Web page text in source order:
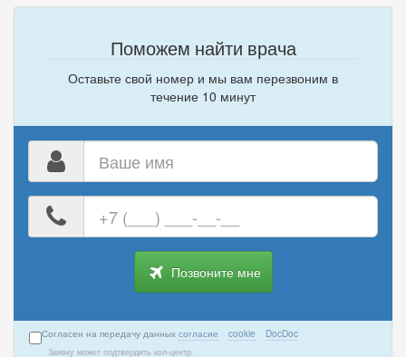
Поможем найти врача
Оставьте свой номер и мы вам перезвоним в
течение 10 минут
номер
телефона
Позвоните мне
Согласен на передачу данных согласие · cookie · DocDoc
Заявку может подтвердить кол-центр.